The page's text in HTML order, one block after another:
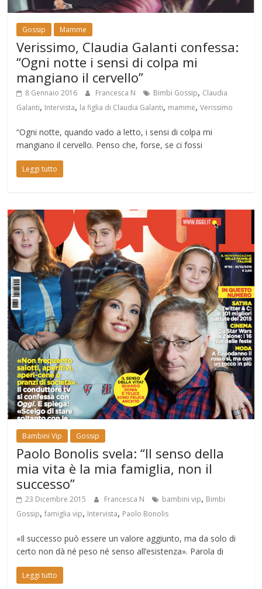
Gossip Mamme
Verissimo, Claudia Galanti confessa:
“Ogni notte i sensi di colpa mi
mangiano il cervello”
8 Gennaio 2016 Francesca N Bimbi Gossip, Claudia
Galanti, Intervista, la figlia di Claudia Galanti, mamme,Verissimo
“Ogni notte, quando vado a letto, i sensi di colpa mi
mangiano il cervello. Penso che, forse, se ci fossi
Leggi tutto
Bambini Vip Gossip
Paolo Bonolis svela: “Il senso della
mia vita è la mia famiglia, non il
successo”
23 Dicembre 2015 Francesca N bambini vip, Bimbi
Gossip,famiglia vip, Intervista, Paolo Bonolis
«Il successo può essere un valore aggiunto, ma da solo di
certo non dà né peso né senso all’esistenza». Parola di
Leggi tutto